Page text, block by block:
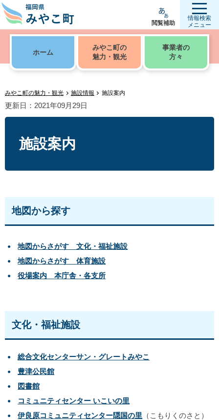
閲覧補助
情報検索
メニュー
ホーム
みやこ町の
魅力・観光
事業者の
方々
みやこ町の魅力・観光 施設情報 施設案内
更新日：2021年09月29日
施設案内
地図から探す
地図からさがす 文化・福祉施設
地図からさがす 体育施設
役場案内 本庁舎・各支所
文化・福祉施設
総合文化センターサン・グレートみやこ
豊津公民館
図書館
コミュニティセンター いこいの里
伊良原コミュニティセンター隠国の里 （こもりくのさと）